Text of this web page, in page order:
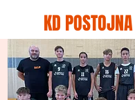
KD POSTOJNA